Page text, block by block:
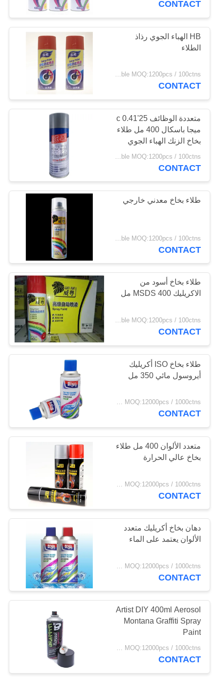
CONTACT
HB الهباء الجوي رذاذ
الطلاء
negotiable MOQ:1200pcs / 100ctns لكل لون
CONTACT
متعددة الوظائف 25'c 0.41
ميجا باسكال 400 مل طلاء
بخاخ الزنك الهباء الجوي
CONTACT
طلاء بخاخ معدني خارجي
negotiable MOQ:1200pcs / 100ctns لكل لون
CONTACT
طلاء بخاخ أسود من
الاكريليك MSDS 400 مل
negotiable MOQ:1200pcs / 100ctns لكل لون
CONTACT
طلاء بخاخ ISO أكريليك
أيروسول مائي 350 مل
FOB Hongkong USD0.49-USD0.59 per piece MOQ:12000pcs / 1000ctns
CONTACT
متعدد الألوان 400 مل طلاء
بخاخ عالي الحرارة
CONTACT
دهان بخاخ أكريليك متعدد
الألوان يعتمد على الماء
CONTACT
Artist DIY 400ml Aerosol
Montana Graffiti Spray
Paint
FOB Hongkong USD0.39-USD0.59 per piece MOQ:12000pcs / 1000ctns
CONTACT